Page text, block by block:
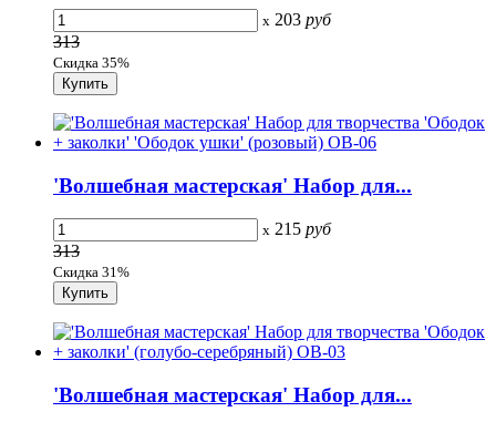
x 203 руб
313
Скидка 35%
'Волшебная мастерская' Набор для...
x 215 руб
313
Скидка 31%
'Волшебная мастерская' Набор для...